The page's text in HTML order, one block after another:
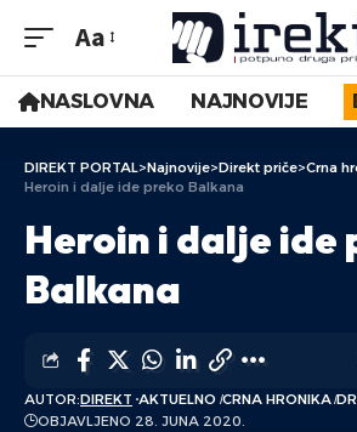
Aa
NASLOVNA NAJNOVIJE
DIREKT PORTAL>Najnovije>Direkt priče>Crna
Heroin i dalje ide preko Balkana
Heroin i dalje ide
Balkana
AUTOR:DIREKT AKTUELNO CRNA HRONIKA
OBJAVLJENO 28. JUNA 2020.